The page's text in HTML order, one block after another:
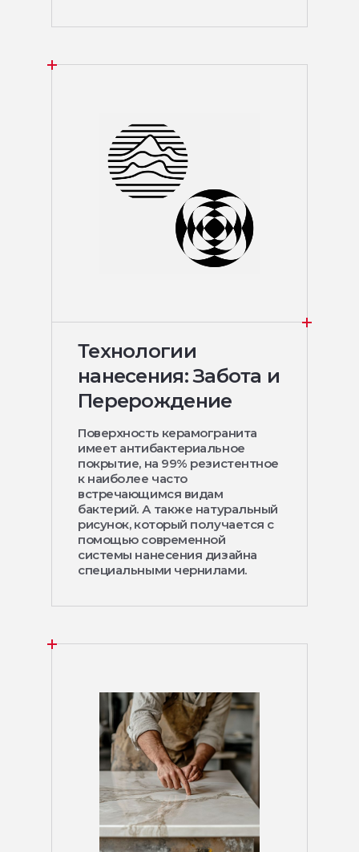
Технологии
нанесения: Забота и
Перерождение
Поверхность керамогранита
имеет антибактериальное
покрытие, на 99% резистентное
к наиболее часто
встречающимся видам
бактерий. А также натуральный
рисунок, который получается с
помощью современной
системы нанесения дизайна
специальными чернилами.